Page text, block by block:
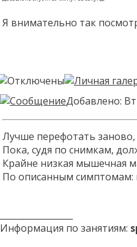
Я внимательно так
Добавлено:
Лучше перефотать
Пока, судя по снимкам,
Крайне низкая мышечная
По описанным симптомам:
Информация по занятиям: